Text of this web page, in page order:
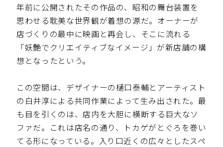
年前に公開されたその作品の、昭和の舞台装置を
思わせる耽美な世界観が着想の源だ。オーナーが
店づくりの最中に映画と再会し、そこに流れる
「妖艶でクリエイティブなイメージ」が新店舗の構
想となったという。
この空間は、デザイナーの樋口泰輔とアーティスト
の白井淳による共同作業によって生み出された。最
も目を引くのは、店内を大胆に横断する巨大なソ
ファだ。これは店名の通り、トカゲがとぐろを巻い
てる形になっている。入り口近くの広々としたスペ